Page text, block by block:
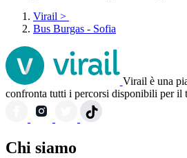
Virail >
Bus Burgas - Sofia
Virail è una
confronta tutti i percorsi disponibili per il
Chi siamo